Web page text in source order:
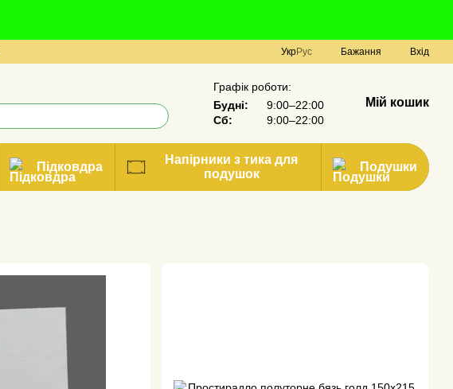
УкрРус Бажання Вхід
Графік роботи:
Будні:
9:00–22:00
Сб:
9:00–22:00
Мій кошик
Підковдра
Напірники з тика для
подушок
Подушки